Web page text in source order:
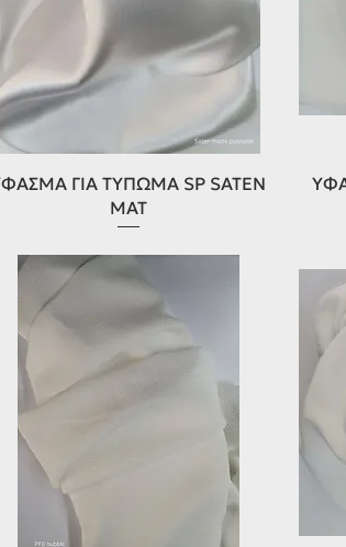
Γρήγορη προβολή
ΓΙΑ ΤΥΠΩΜΑ SP SATEN
MAT